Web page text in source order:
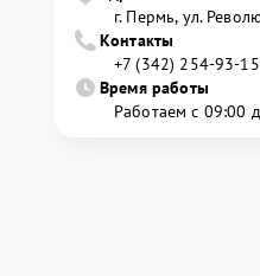
г. Пермь, ул.
Контакты
+7 (342) 254-93-15
Время работы
Работаем с 09:00